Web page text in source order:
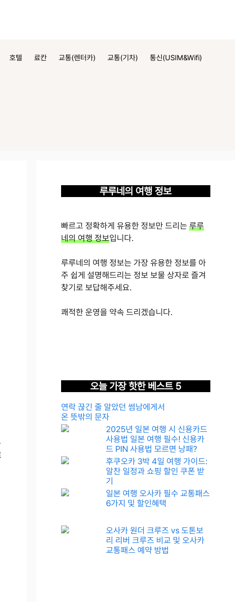
호텔 료칸 교통(렌터카) 교통(기차) 통신(USIM&Wifi)
루루네의 여행 정보
빠르고 정확하게 유용한 정보만 드리는 루루
네의 여행 정보입니다.
루루네의 여행 정보는 가장 유용한 정보를 아
주 쉽게 설명해드리는 정보 보물 상자로 즐겨
찾기로 보답해주세요.
쾌적한 운영을 약속 드리겠습니다.
오늘 가장 핫한 베스트 5
연락 끊긴 줄 알았던 썸남에게서
온 뜻밖의 문자
2025년 일본 여행 시 신용카드
사용법 일본 여행 필수! 신용카
드 PIN 사용법 모르면 낭패?
후쿠오카 3박 4일 여행 가이드:
알찬 일정과 쇼핑 할인 쿠폰 받
기
일본 여행 오사카 필수 교통패스
6가지 및 할인혜택
오사카 원더 크루즈 vs 도톤보
리 리버 크루즈 비교 및 오사카
교통패스 예약 방법